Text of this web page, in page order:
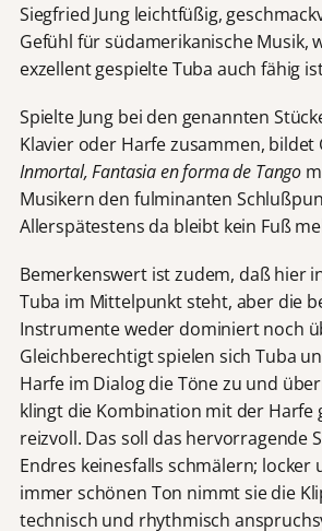
Siegfried Jung leichtfüßig,
Gefühl für südamerikanische Musik,
exzellent gespielte Tuba auch fähig
Spielte Jung bei den genannten
Klavier oder Harfe zusammen, bildet
Inmortal, Fantasia en forma de Tango
Musikern den fulminanten
Allerspätestens da bleibt kein Fuß
Bemerkenswert ist zudem, daß hier
Tuba im Mittelpunkt steht, aber die
Instrumente weder dominiert noch
Gleichberechtigt spielen sich Tuba
Harfe im Dialog die Töne zu und
klingt die Kombination mit der Harfe
reizvoll. Das soll das hervorragende
Endres keinesfalls schmälern; locker
immer schönen Ton nimmt sie die
technisch und rhythmisch